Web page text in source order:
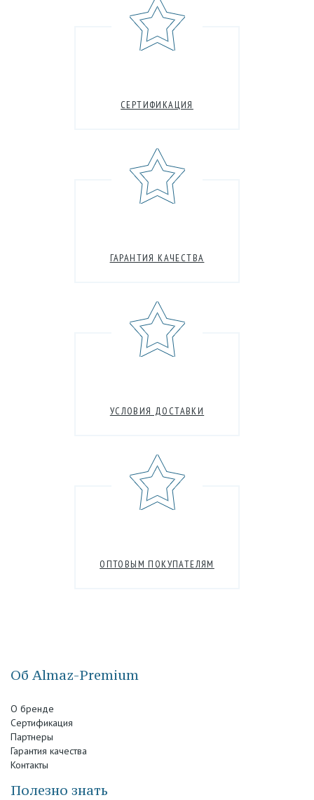
СЕРТИФИКАЦИЯ
ГАРАНТИЯ КАЧЕСТВА
УСЛОВИЯ ДОСТАВКИ
ОПТОВЫМ ПОКУПАТЕЛЯМ
Об Almaz-Premium
О бренде
Сертификация
Партнеры
Гарантия качества
Контакты
Полезно знать